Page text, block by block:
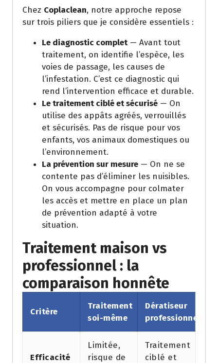
Chez Coplaclean, notre approche repose
sur trois piliers que je considère essentiels :
Le diagnostic complet— Avant tout
traitement, on identifie l’espèce, les
voies de passage, les causes de
l’infestation. C’est ce diagnostic qui
rend l’intervention efficace et durable.
Le traitement ciblé et sécurisé — On
utilise des appâts agréés, verrouillés
et sécurisés. Pas de risque pour vos
enfants, vos animaux domestiques ou
l’environnement.
La prévention sur mesure — On ne se
contente pas d’éliminer les nuisibles.
On vous accompagne pour colmater
les accès et mettre en place un plan
de prévention adapté à votre
situation.
Traitement maison vs
professionnel : la
comparaison honnête
Critère
Traitement
soi-même
Dératiseur
professionnel
Efficacité
Limitée,
risque de
Traitement
ciblé et